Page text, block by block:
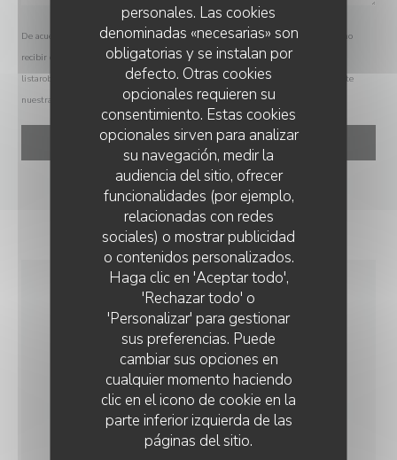
personales. Las cookies
denominadas «necesarias» son
obligatorias y se instalan por
defecto. Otras cookies
opcionales requieren su
consentimiento. Estas cookies
opcionales sirven para analizar
su navegación, medir la
audiencia del sitio, ofrecer
funcionalidades (por ejemplo,
relacionadas con redes
sociales) o mostrar publicidad
o contenidos personalizados.
Haga clic en 'Aceptar todo',
'Rechazar todo' o
'Personalizar' para gestionar
sus preferencias. Puede
cambiar sus opciones en
cualquier momento haciendo
clic en el icono de cookie en la
parte inferior izquierda de las
páginas del sitio.
De acuerdo con la normativa de protección de datos, puede ejercer su derecho a no
recibir comunicaciones comerciales inscribiéndose en la Lista Robinson:
listarobinson.es
. Para más información sobre el tratamiento de sus datos, consulte
nuestra
política de privacidad.
INFORMACIÓN
GENERAL
COCINA
Francesa Tradicional